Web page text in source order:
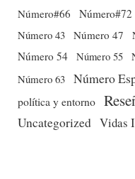
Número#66
Número#72
Número 43 Número 47
Número 54 Número 55
Número 63 Número
política y entorno
Uncategorized Vidas